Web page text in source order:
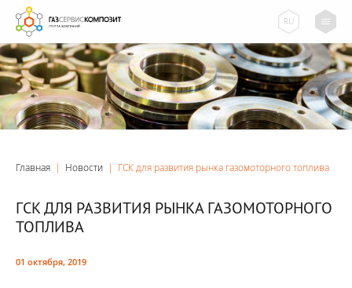
Главная | Новости | ГСК для развития рынка газомоторного топлива
ГСК ДЛЯ РАЗВИТИЯ РЫНКА ГАЗОМОТОРНОГО
ТОПЛИВА
01 октября, 2019
RU